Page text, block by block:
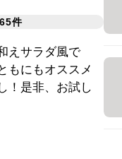
件
えサラダ風で
もにもオススメ
！是非、お試し